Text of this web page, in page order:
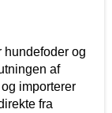
hundefoder og
af
importerer
fra